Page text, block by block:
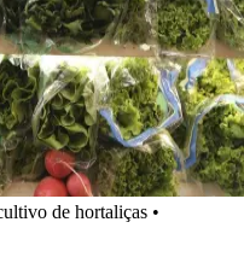
de hortaliças •